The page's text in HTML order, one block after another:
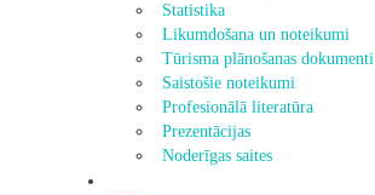
Statistika
Likumdošana un noteikumi
Tūrisma plānošanas dokumenti
Saistošie noteikumi
Profesionālā literatūra
Prezentācijas
Noderīgas saites